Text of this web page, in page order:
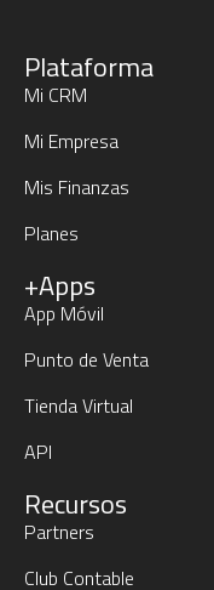
Plataforma
Mi CRM
Mi Empresa
Mis Finanzas
Planes
+Apps
App Móvil
Punto de Venta
Tienda Virtual
API
Recursos
Partners
Club Contable